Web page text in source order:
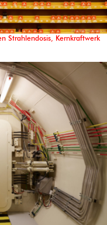
Strahlendosis, Kernkraftwerk